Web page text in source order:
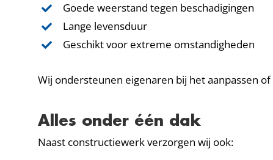
Goede weerstand tegen beschadigingen
Lange levensduur
Geschikt voor extreme omstandigheden
Wij ondersteunen eigenaren bij het aanpassen
Alles onder één dak
Naast constructiewerk verzorgen wij ook: